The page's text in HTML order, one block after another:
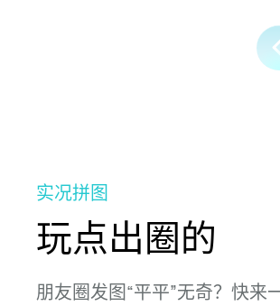
实况拼图
玩点出圈的
朋友圈发图“平平”无奇？快来